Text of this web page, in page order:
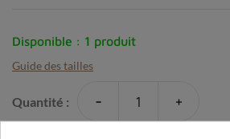
Disponible : 1 produit
Guide des tailles
Quantité : - +